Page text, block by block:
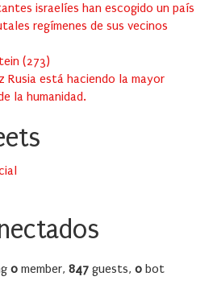
israelíes han escogido un país
regímenes de sus vecinos
(273)
Rusia está haciendo la mayor
la humanidad.
0 member, 847 guests, 0 bot